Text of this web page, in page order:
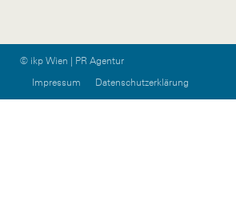
© ikp Wien | PR Agentur
Impressum
Datenschutzerklärung